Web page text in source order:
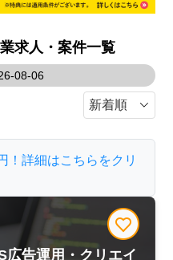
求人・案件一覧
08-06
！詳細はこちらをクリ
広告運用・クリエイ